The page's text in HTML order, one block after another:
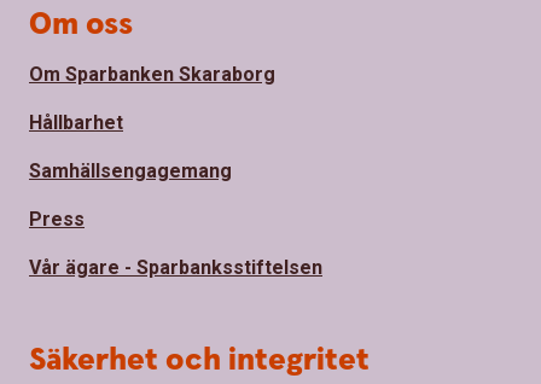
Om oss
Om Sparbanken Skaraborg
Hållbarhet
Samhällsengagemang
Press
Vår ägare - Sparbanksstiftelsen
Säkerhet och integritet